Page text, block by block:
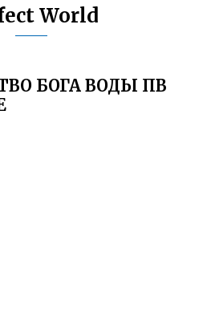
World
БОГА ВОДЫ ПВ